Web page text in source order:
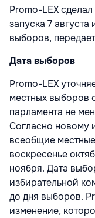
Promo-LEX
запуска 7
выборов,
Дата выборов
Promo-LEX
местных выборов
парламента не
Согласно новому
всеобщие
воскресенье
ноября. Дата
избирательной
до дня выборов.
изменение,